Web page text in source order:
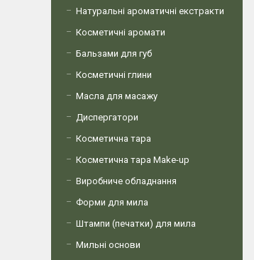
Натуральні ароматичні екстракти
Косметичні аромати
Бальзами для губ
Косметичні глини
Масла для масажу
Диспергатори
Косметична тара
Косметична тара Make-up
Виробниче обладнання
Форми для мила
Штампи (печатки) для мила
Мильні основи